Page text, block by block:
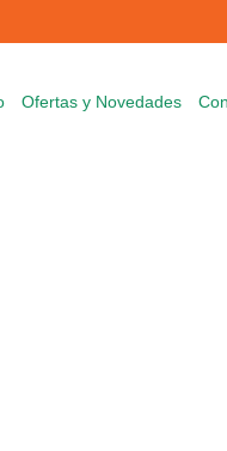
Ofertas y Novedades